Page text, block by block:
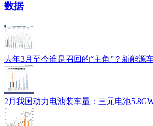
数据
去年3月至今谁是召回的“主角”？新能源
2月我国动力电池装车量：三元电池